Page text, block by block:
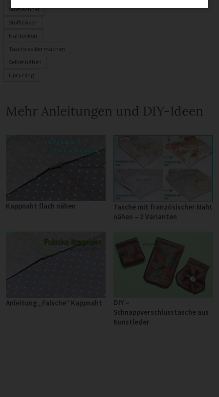
Stoffrechner
Stofflexikon
Nählexikon
Tasche selber machen
Selber nähen
Upcycling
Mehr Anleitungen und DIY-Ideen
Kappnaht flach nähen
Tasche mit französischer Naht
nähen – 2 Varianten
Anleitung „Falsche“ Kappnaht
DIY –
Schnappverschlusstasche aus
Kunstleder